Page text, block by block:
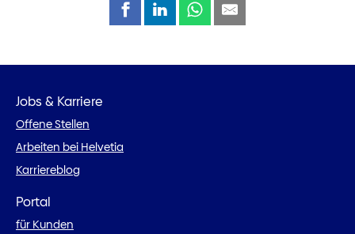
Jobs & Karriere
Offene Stellen
Arbeiten bei Helvetia
Karriereblog
Portal
für Kunden